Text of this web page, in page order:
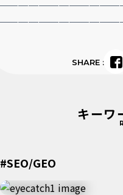
SHARE:
キーワ
#SEO/GEO